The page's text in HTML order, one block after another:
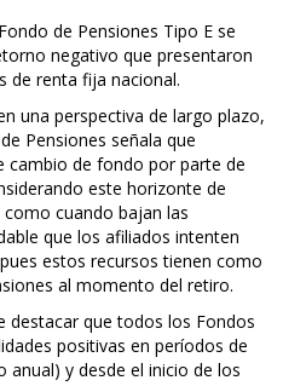
de Pensiones Tipo E se
negativo que presentaron
de renta fija nacional.
una perspectiva de largo plazo,
Pensiones señala que
cambio de fondo por parte de
este horizonte de
cuando bajan las
que los afiliados intenten
estos recursos tienen como
al momento del retiro.
destacar que todos los Fondos
positivas en períodos de
anual) y desde el inicio de los